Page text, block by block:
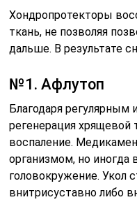
Хондропротекторы
ткань, не позволяя
дальше. В результате
№1. Афлутоп
Благодаря
регенерация хрящевой
воспаление.
организмом, но иногда
головокружение. Укол
внитрисуставно либо